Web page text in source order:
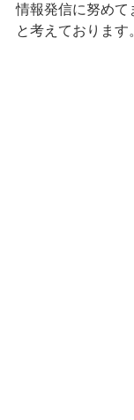
情報発信に努めて
と考えております